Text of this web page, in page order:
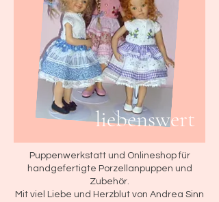
liebenswert
Puppenwerkstatt und Onlineshop für
handgefertigte Porzellanpuppen und
Zubehör.
Mit viel Liebe und Herzblut von Andrea Sinn